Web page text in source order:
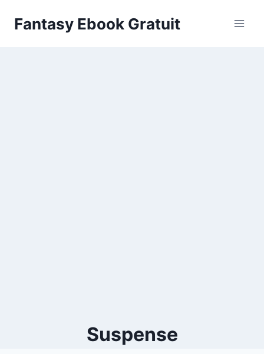
Fantasy Ebook Gratuit
Suspense